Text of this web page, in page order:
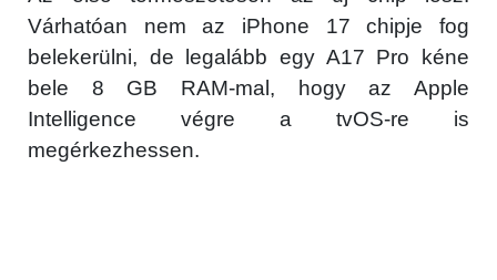
Várhatóan nem az iPhone 17 chipje fog
belekerülni, de legalább egy A17 Pro kéne
bele 8 GB RAM-mal, hogy az Apple
Intelligence végre a tvOS-re is
megérkezhessen.